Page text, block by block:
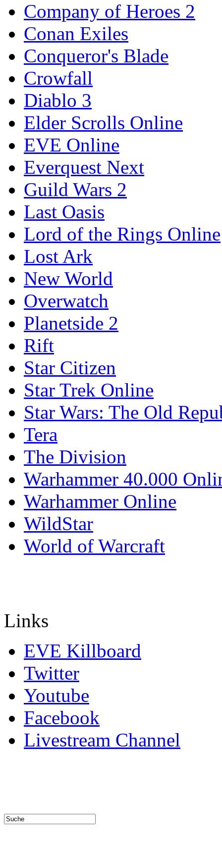
Company of Heroes 2
Conan Exiles
Conqueror's Blade
Crowfall
Diablo 3
Elder Scrolls Online
EVE Online
Everquest Next
Guild Wars 2
Last Oasis
Lord of the Rings Online
Lost Ark
New World
Overwatch
Planetside 2
Rift
Star Citizen
Star Trek Online
Star Wars: The Old
Tera
The Division
Warhammer 40.000
Warhammer Online
WildStar
World of Warcraft
Links
EVE Killboard
Twitter
Youtube
Facebook
Livestream Channel